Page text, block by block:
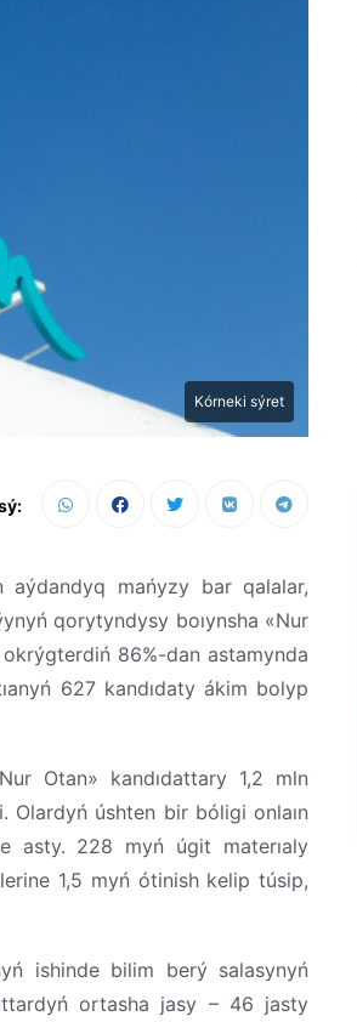
Kórneki sýret
aýdandyq mańyzy bar qalalar,
qorytyndysy boıynsha «Nur
86%-dan astamynda
627 kandıdaty ákim bolyp
Otan» kandıdattary 1,2 mln
Olardyń úshten bir bóligi onlaın
asty. 228 myń úgit materıaly
1,5 myń ótinish kelip túsip,
ishinde bilim berý salasynyń
ortasha jasy – 46 jasty